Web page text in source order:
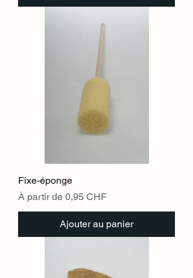
Fixe-éponge
À partir de 0,95 CHF
Prix promotionnel
Ajouter au panier